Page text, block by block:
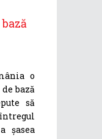
o
bază
să
șasea